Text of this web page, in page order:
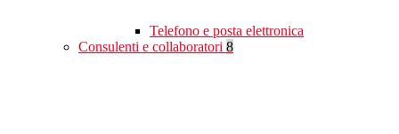
Telefono e posta elettronica
Consulenti e collaboratori 8